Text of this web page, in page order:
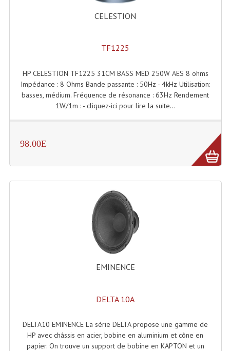
Liquide À Brouillard
Liquides À Fumée
Notre Stock B
Matériel Karaoké
Disque DVD
Disque LD (30 Cm.)
TARIF ET CATALOGUE DE LOCATION
CRÉER UN COMPTE
CELESTION
TF1225
HP CELESTION TF1225 31CM BASS MED 250W AES 8 ohms
Impédance : 8 Ohms Bande passante : 50Hz - 4kHz Utilisation:
basses, médium. Fréquence de résonance : 63Hz Rendement
1W/1m : - cliquez-ici pour lire la suite...
98.00E
EMINENCE
DELTA 10A
DELTA10 EMINENCE La série DELTA propose une gamme de
HP avec châssis en acier, bobine en aluminium et cône en
papier. On trouve un support de bobine en KAPTON et un